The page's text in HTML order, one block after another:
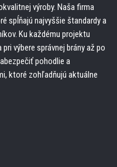
výroby. Naša firma
spĺňajú najvyššie štandardy a
Ku každému projektu
výbere správnej brány až po
pohodlie a
ktoré zohľadňujú aktuálne